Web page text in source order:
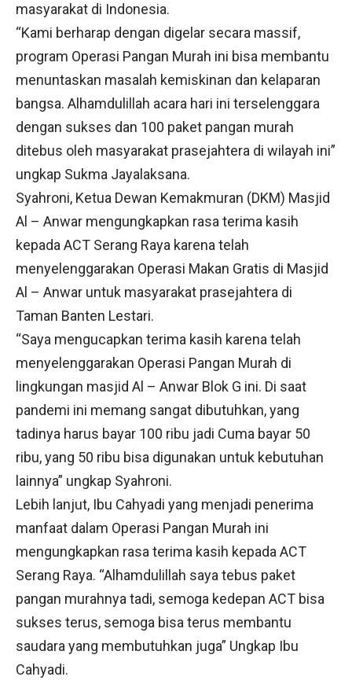
masyarakat di Indonesia.
“Kami berharap dengan digelar secara massif,
program Operasi Pangan Murah ini bisa membantu
menuntaskan masalah kemiskinan dan kelaparan
bangsa. Alhamdulillah acara hari ini terselenggara
dengan sukses dan 100 paket pangan murah
ditebus oleh masyarakat prasejahtera di wilayah ini”
ungkap Sukma Jayalaksana.
Syahroni, Ketua Dewan Kemakmuran (DKM) Masjid
Al – Anwar mengungkapkan rasa terima kasih
kepada ACT Serang Raya karena telah
menyelenggarakan Operasi Makan Gratis di Masjid
Al – Anwar untuk masyarakat prasejahtera di
Taman Banten Lestari.
“Saya mengucapkan terima kasih karena telah
menyelenggarakan Operasi Pangan Murah di
lingkungan masjid Al – Anwar Blok G ini. Di saat
pandemi ini memang sangat dibutuhkan, yang
tadinya harus bayar 100 ribu jadi Cuma bayar 50
ribu, yang 50 ribu bisa digunakan untuk kebutuhan
lainnya” ungkap Syahroni.
Lebih lanjut, Ibu Cahyadi yang menjadi penerima
manfaat dalam Operasi Pangan Murah ini
mengungkapkan rasa terima kasih kepada ACT
Serang Raya. “Alhamdulillah saya tebus paket
pangan murahnya tadi, semoga kedepan ACT bisa
sukses terus, semoga bisa terus membantu
saudara yang membutuhkan juga” Ungkap Ibu
Cahyadi.